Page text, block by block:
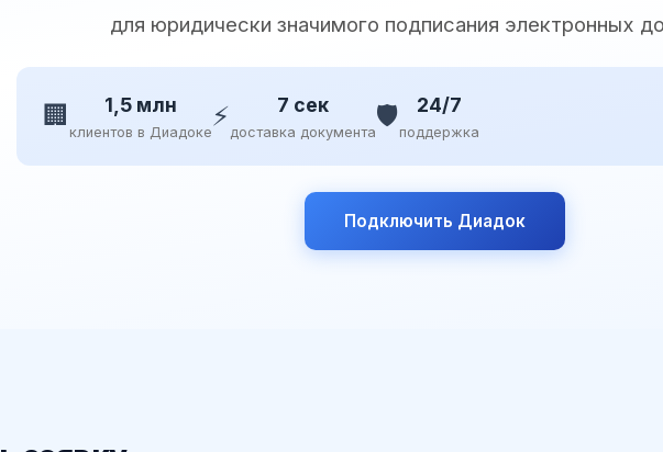
для юридически значимого подписания электронных
🏢 1,5 млн
клиентов в Диадоке⚡ 7 сек
доставка документа🛡️ 24/7
поддержка
Подключить Диадок